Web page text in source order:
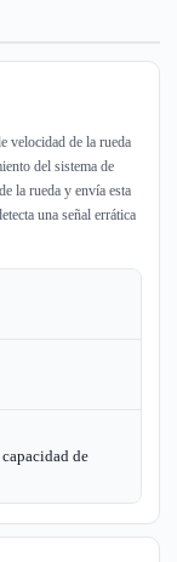
velocidad de la rueda
del sistema de
la rueda y envía esta
una señal errática
de